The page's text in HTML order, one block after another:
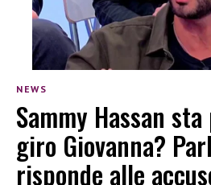
NEWS
Sammy Hassan
giro Giovanna?
risponde alle